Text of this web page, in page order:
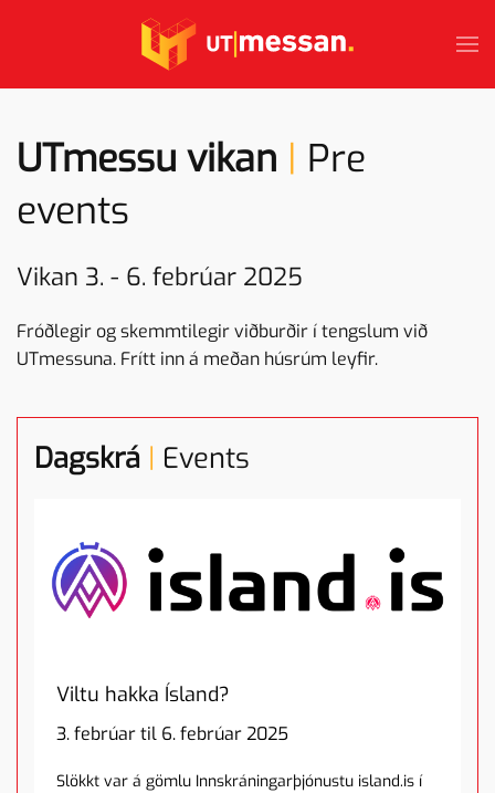
Skip to main content
UTmessu vikan | Pre
events
Vikan 3. - 6. febrúar 2025
Fróðlegir og skemmtilegir viðburðir í tengslum við
UTmessuna. Frítt inn á meðan húsrúm leyfir.
Dagskrá | Events
Viltu hakka Ísland?
3. febrúar til 6. febrúar 2025
Slökkt var á gömlu Innskráningarþjónustu island.is í